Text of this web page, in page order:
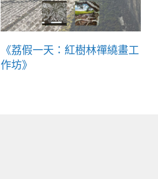
《荔假一天：紅樹林禪繞畫工
作坊》